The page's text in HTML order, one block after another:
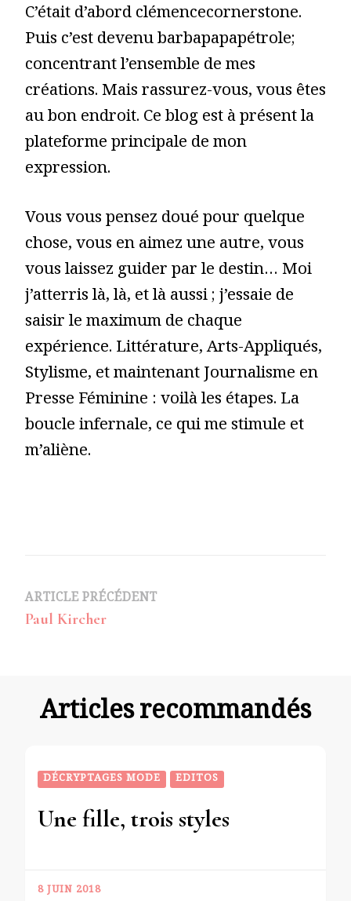
C’était d’abord clémencecornerstone.
Puis c’est devenu barbapapapétrole;
concentrant l’ensemble de mes
créations. Mais rassurez-vous, vous êtes
au bon endroit. Ce blog est à présent la
plateforme principale de mon
expression.
Vous vous pensez doué pour quelque
chose, vous en aimez une autre, vous
vous laissez guider par le destin… Moi
j’atterris là, là, et là aussi ; j’essaie de
saisir le maximum de chaque
expérience. Littérature, Arts-Appliqués,
Stylisme, et maintenant Journalisme en
Presse Féminine : voilà les étapes. La
boucle infernale, ce qui me stimule et
m’aliène.
Navigation
d’article
ARTICLE PRÉCÉDENT
Paul Kircher
Articles recommandés
DÉCRYPTAGES MODE EDITOS
Une fille, trois styles
8 JUIN 2018